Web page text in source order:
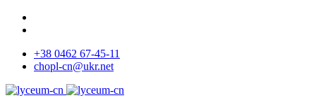
+38 0462 67-45-11
chopl-cn@ukr.net